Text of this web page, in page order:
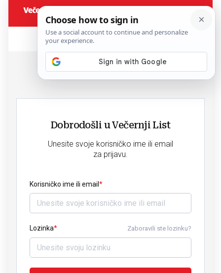
Dobrodošli u Večernji List
Unesite svoje korisničko ime ili email
za prijavu.
Korisničko ime ili email
Lozinka Zaboravili ste lozinku?